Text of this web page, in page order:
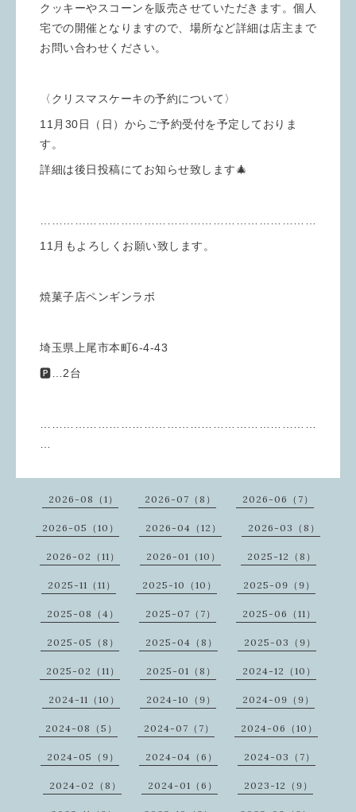
クッキーやスコーンを販売させていただきます。個人
宅での開催となりますので、場所など詳細は店主まで
お問い合わせください。
〈クリスマスケーキの予約について〉
11月30日（日）からご予約受付を予定しておりま
す。
詳細は後日投稿にてお知らせ致します🎄
11月もよろしくお願い致します。
焼菓子店ペンギンラボ
埼玉県上尾市本町6-4-43
🅿︎…2台
2026-08（1） 2026-07（8） 2026-06（7）
2026-05（10） 2026-04（12） 2026-03（8）
2026-02（11） 2026-01（10） 2025-12（8）
2025-11（11） 2025-10（10） 2025-09（9）
2025-08（4） 2025-07（7） 2025-06（11）
2025-05（8） 2025-04（8） 2025-03（9）
2025-02（11） 2025-01（8） 2024-12（10）
2024-11（10） 2024-10（9） 2024-09（9）
2024-08（5） 2024-07（7） 2024-06（10）
2024-05（9） 2024-04（6） 2024-03（7）
2024-02（8） 2024-01（6） 2023-12（9）